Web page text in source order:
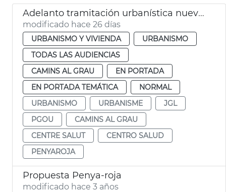
Adelanto tramitación urbanística nuevo centre salud Peñaroja
modificado hace 26 días
URBANISMO Y VIVIENDA
URBANISMO
TODAS LAS AUDIENCIAS
CAMINS AL GRAU
EN PORTADA
EN PORTADA TEMÁTICA
NORMAL
URBANISMO
URBANISME
JGL
PGOU
CAMINS AL GRAU
CENTRE SALUT
CENTRO SALUD
PENYAROJA
Propuesta Penya-roja
modificado hace 3 años